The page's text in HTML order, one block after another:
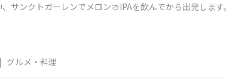
サンクトガーレンでメロン🍈IPAを飲んでから出発しま
| グルメ・料理